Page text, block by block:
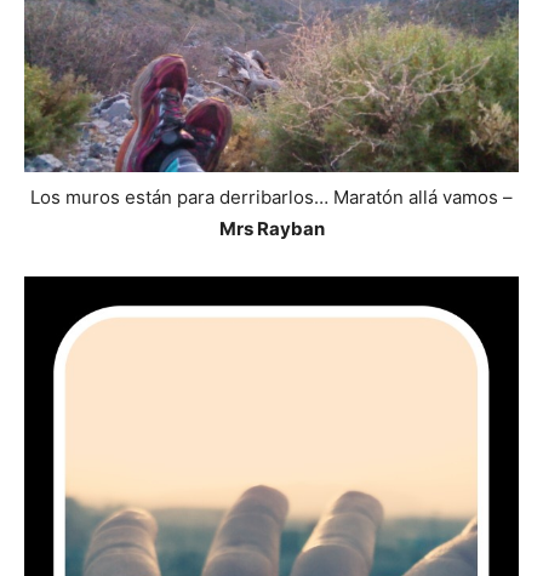
Los muros están para derribarlos… Maratón allá vamos –
Mrs Rayban